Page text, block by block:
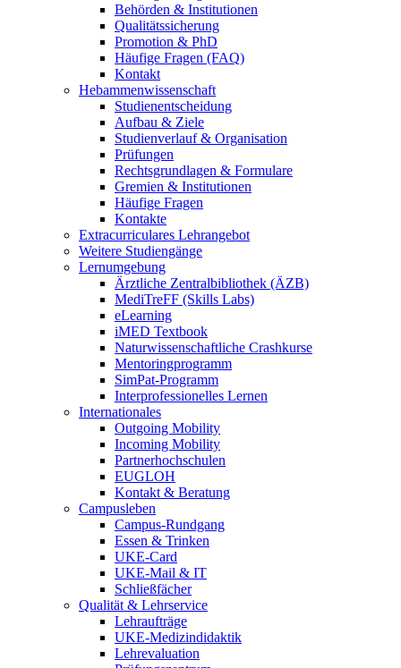
Behörden & Institutionen
Qualitätssicherung
Promotion & PhD
Häufige Fragen (FAQ)
Kontakt
Hebammenwissenschaft
Studienentscheidung
Aufbau & Ziele
Studienverlauf & Organisation
Prüfungen
Rechtsgrundlagen & Formulare
Gremien & Institutionen
Häufige Fragen
Kontakte
Extracurriculares Lehrangebot
Weitere Studiengänge
Lernumgebung
Ärztliche Zentralbibliothek (ÄZB)
MediTreFF (Skills Labs)
eLearning
iMED Textbook
Naturwissenschaftliche Crashkurse
Mentoringprogramm
SimPat-Programm
Interprofessionelles Lernen
Internationales
Outgoing Mobility
Incoming Mobility
Partnerhochschulen
EUGLOH
Kontakt & Beratung
Campusleben
Campus-Rundgang
Essen & Trinken
UKE-Card
UKE-Mail & IT
Schließfächer
Qualität & Lehrservice
Lehraufträge
UKE-Medizindidaktik
Lehrevaluation